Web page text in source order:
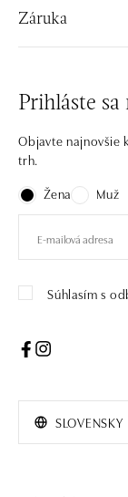
Záruka
Prihláste
Objavte najnovšie
trh.
Žena
Muž
Súhlasím s
SLOVENSKY